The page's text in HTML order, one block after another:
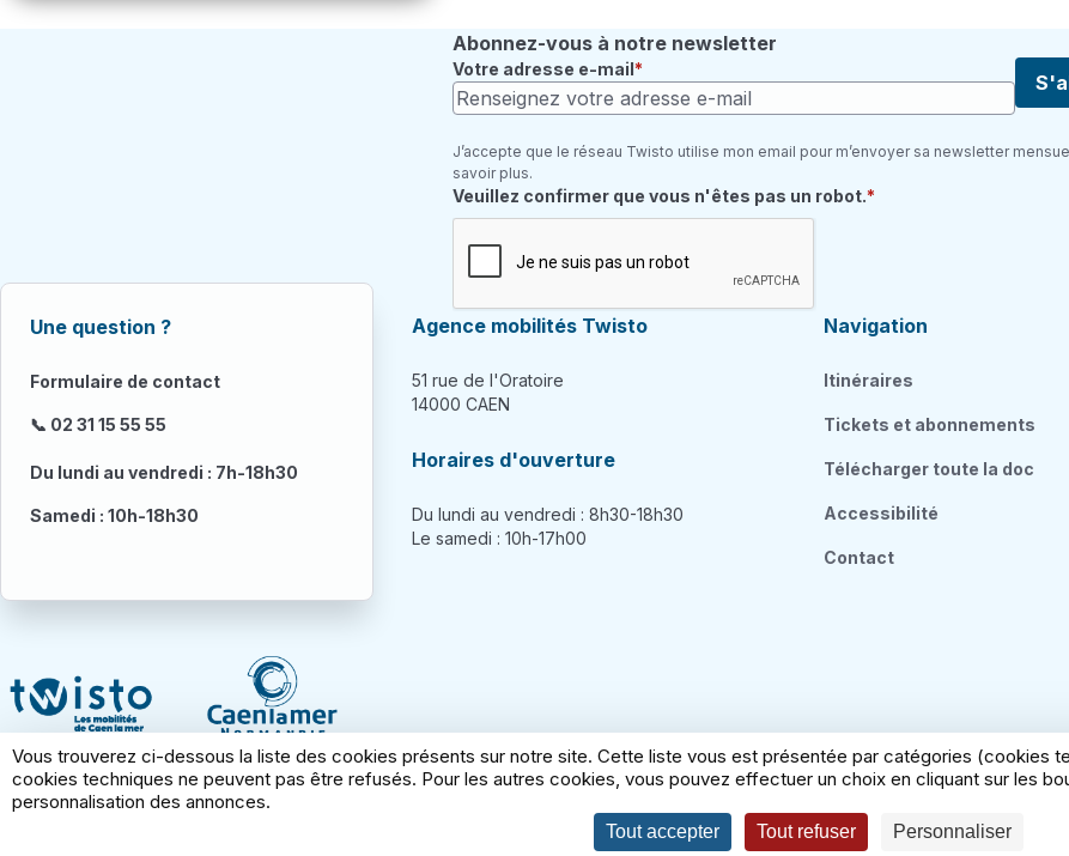
Abonnez-vous à notre newsletter
Votre adresse e-mail
J’accepte que le réseau Twisto utilise mon email pour m’envoyer sa newsletter
savoir plus.
Champ requis
Veuillez confirmer que vous n'êtes pas un robot.
Une question ?
Formulaire de contact
📞 02 31 15 55 55
Du lundi au vendredi : 7h-18h30
Samedi : 10h-18h30
Agence mobilités Twisto
51 rue de l'Oratoire
14000 CAEN
Horaires d'ouverture
Du lundi au vendredi : 8h30-18h30
Le samedi : 10h-17h00
Navigation
Itinéraires
Tickets et abonnements
Télécharger toute la doc
Accessibilité
Contact
Politique cookies Politique de confidentialité
Vous trouverez ci-dessous la liste des cookies présents sur notre site. Cette liste vous est présentée par catégories (cookies
cookies techniques ne peuvent pas être refusés. Pour les autres cookies, vous pouvez effectuer un choix en cliquant sur les
personnalisation des annonces.
Tout accepter Tout refuser Personnaliser